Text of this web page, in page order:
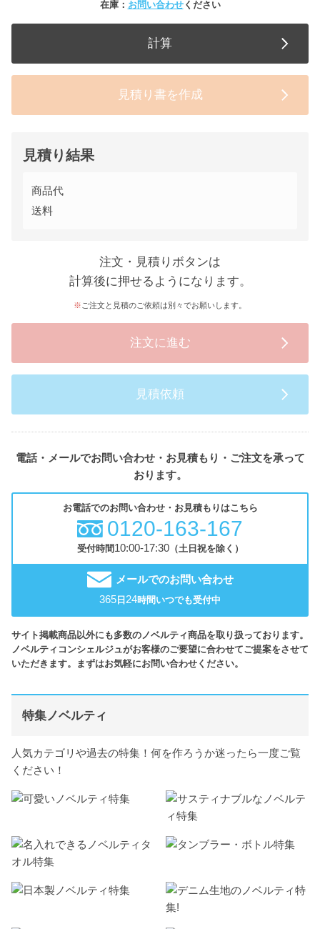
在庫： お問い合わせください
計算
見積り書を作成
見積り結果
商品代
送料
注文・見積りボタンは
計算後に押せるようになります。
ご注文と見積のご依頼は別々でお願いします。
注文に進む
見積依頼
電話・メールでお問い合わせ・お見積もり・ご注文を承って
おります。
お電話でのお問い合わせ・お見積もりはこちら
0120-163-167
受付時間10:00-17:30（土日祝を除く）
メールでのお問い合わせ
365日24時間いつでも受付中
サイト掲載商品以外にも多数のノベルティ商品を取り扱っております。
ノベルティコンシェルジュがお客様のご要望に合わせてご提案をさせて
いただきます。まずはお気軽にお問い合わせください。
特集ノベルティ
人気カテゴリや過去の特集！何を作ろうか迷ったら一度ご覧
ください！